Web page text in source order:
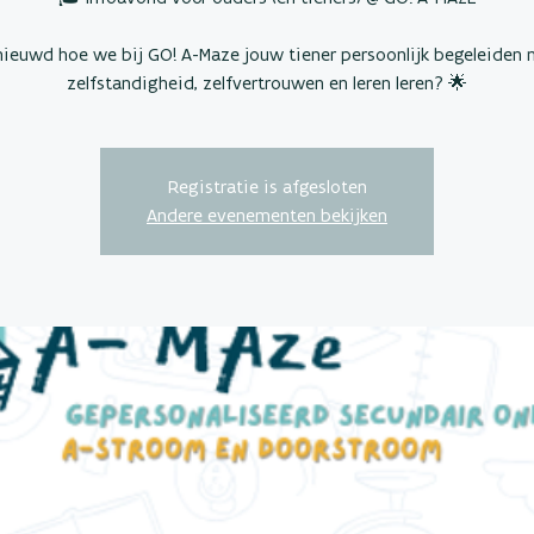
hoe we bij GO! A-Maze jouw tiener persoonlijk begeleiden
zelfstandigheid, zelfvertrouwen en leren leren? 🌟
Registratie is afgesloten
Andere evenementen bekijken